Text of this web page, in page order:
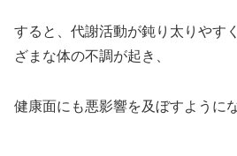
すると、代謝活動が鈍り太りやす
ざまな体の不調が起き、
健康面にも悪影響を及ぼすように